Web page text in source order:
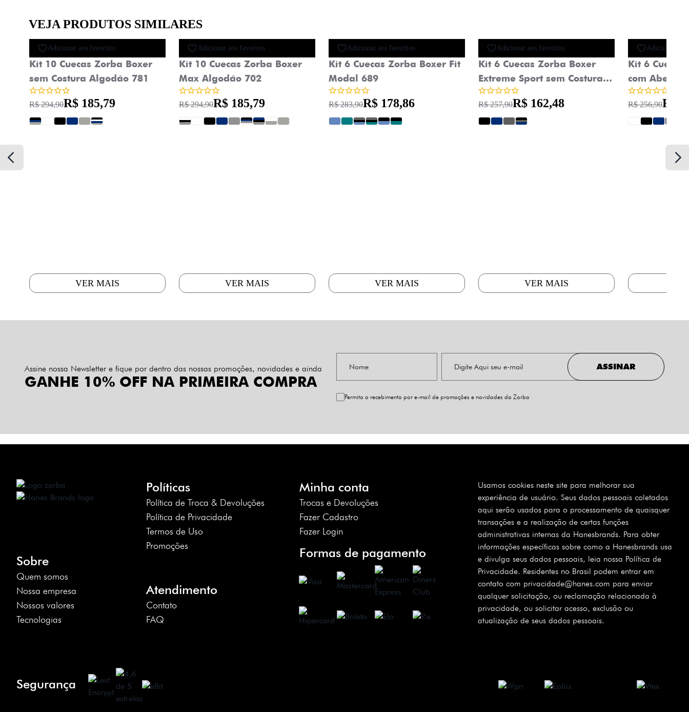
VEJA PRODUTOS SIMILARES
Adicionar aos favoritos
Kit 10 Cuecas Zorba Boxer
sem Costura Algodão 781
R$ 294,90R$ 185,79
? ?
VER MAIS
Adicionar aos favoritos
Kit 10 Cuecas Zorba Boxer
Max Algodão 702
R$ 294,90R$ 185,79
? ? ? ?
VER MAIS
Adicionar aos favoritos
Kit 6 Cuecas Zorba Boxer Fit
Modal 689
R$ 283,90R$ 178,86
? ? ? ?
VER MAIS
Adicionar aos favoritos
Kit 6 Cuecas Zorba Boxer
Extreme Sport sem Costura
Microfibra 836
R$ 257,90R$ 162,48
?
VER MAIS
Adicionar aos
Kit 6
com
R$ 256,90R$
Assine nossa Newsletter e fique por dentro das nossas promoções, novidades e ainda
GANHE 10% OFF NA PRIMEIRA COMPRA
ASSINAR
Permito o recebimento por e-mail de promoções e novidades da Zorba
Sobre
Quem somos
Nossa empresa
Nossos valores
Tecnologias
Políticas
Política de Troca & Devoluções
Política de Privacidade
Termos de Uso
Promoções
Atendimento
Contato
FAQ
Minha conta
Trocas e Devoluções
Fazer Cadastro
Fazer Login
Formas de pagamento
Usamos cookies neste site para melhorar sua
experiência de usuário. Seus dados pessoais coletados
aqui serão usados para o processamento de quaisquer
transações e a realização de certas funções
administrativas internas da Hanesbrands. Para obter
informações específicas sobre como a Hanesbrands usa
e divulga seus dados pessoais, leia nossa Política de
Privacidade. Residentes no Brasil podem entrar em
contato com privacidade@hanes.com para enviar
qualquer solicitação, ou reclamação relacionada à
privacidade, ou solicitar acesso, exclusão ou
atualização de seus dados pessoais.
Segurança